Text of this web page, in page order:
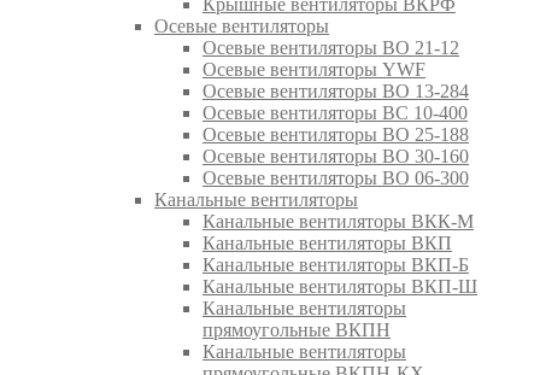
Крышные вентиляторы ВКРФ
Осевые вентиляторы
Осевые вентиляторы ВО 21-12
Осевые вентиляторы YWF
Осевые вентиляторы ВО 13-284
Осевые вентиляторы ВС 10-400
Осевые вентиляторы ВО 25-188
Осевые вентиляторы ВО 30-160
Осевые вентиляторы ВО 06-300
Канальные вентиляторы
Канальные вентиляторы ВКК-М
Канальные вентиляторы ВКП
Канальные вентиляторы ВКП-Б
Канальные вентиляторы ВКП-Ш
Канальные вентиляторы
прямоугольные ВКПН
Канальные вентиляторы